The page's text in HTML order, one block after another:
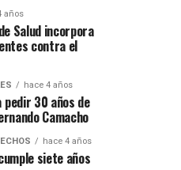
años
Salud incorpora
contra el
hace 4 años
30 años de
Camacho
hace 4 años
siete años